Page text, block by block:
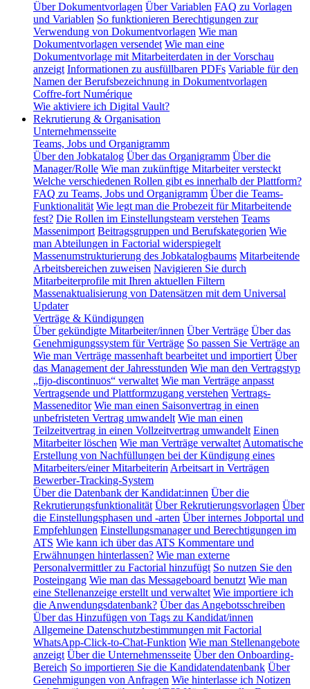
Über Dokumentvorlagen Über Variablen FAQ zu Vorlagen
und Variablen So funktionieren Berechtigungen zur
Verwendung von Dokumentvorlagen Wie man
Dokumentvorlagen versendet Wie man eine
Dokumentvorlage mit Mitarbeiterdaten in der Vorschau
anzeigt Informationen zu ausfüllbaren PDFs Variable für den
Namen der Berufsbezeichnung in Dokumentvorlagen
Coffre-fort Numérique
Wie aktiviere ich Digital Vault?
Rekrutierung & Organisation
Unternehmensseite
Teams, Jobs und Organigramm
Über den Jobkatalog Über das Organigramm Über die
Manager/Rolle Wie man zukünftige Mitarbeiter versteckt
Welche verschiedenen Rollen gibt es innerhalb der Plattform?
FAQ zu Teams, Jobs und Organigramm Über die Teams-
Funktionalität Wie legt man die Probezeit für Mitarbeitende
fest? Die Rollen im Einstellungsteam verstehen Teams
Massenimport Beitragsgruppen und Berufskategorien Wie
man Abteilungen in Factorial widerspiegelt
Massenumstrukturierung des Jobkatalogbaums Mitarbeitende
Arbeitsbereichen zuweisen Navigieren Sie durch
Mitarbeiterprofile mit Ihren aktuellen Filtern
Massenaktualisierung von Datensätzen mit dem Universal
Updater
Verträge & Kündigungen
Über gekündigte Mitarbeiter/innen Über Verträge Über das
Genehmigungssystem für Verträge So passen Sie Verträge an
Wie man Verträge massenhaft bearbeitet und importiert Über
das Management der Jahresstunden Wie man den Vertragstyp
„fijo-discontinuos“ verwaltet Wie man Verträge anpasst
Vertragsende und Plattformzugang verstehen Vertrags-
Masseneditor Wie man einen Saisonvertrag in einen
unbefristeten Vertrag umwandelt Wie man einen
Teilzeitvertrag in einen Vollzeitvertrag umwandelt Einen
Mitarbeiter löschen Wie man Verträge verwaltet Automatische
Erstellung von Nachfüllungen bei der Kündigung eines
Mitarbeiters/einer Mitarbeiterin Arbeitsart in Verträgen
Bewerber-Tracking-System
Über die Datenbank der Kandidat:innen Über die
Rekrutierungsfunktionalität Über Rekrutierungsvorlagen Über
die Einstellungsphasen und -arten Über internes Jobportal und
Empfehlungen Einstellungsmanager und Berechtigungen im
ATS Wie kann ich über das ATS Kommentare und
Erwähnungen hinterlassen? Wie man externe
Personalvermittler zu Factorial hinzufügt So nutzen Sie den
Posteingang Wie man das Messageboard benutzt Wie man
eine Stellenanzeige erstellt und verwaltet Wie importiere ich
die Anwendungsdatenbank? Über das Angebotsschreiben
Über das Hinzufügen von Tags zu Kandidat/innen
Allgemeine Datenschutzbestimmungen mit Factorial
WhatsApp-Click-to-Chat-Funktion Wie man Stellenangebote
anzeigt Über die Unternehmensseite Über den Onboarding-
Bereich So importieren Sie die Kandidatendatenbank Über
Genehmigungen von Anfragen Wie hinterlasse ich Notizen